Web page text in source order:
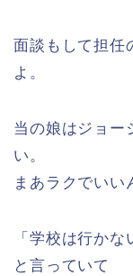
面談もして担任
よ。
当の娘はジョー
い。
まあラクでいい
「学校は行かな
と言っていて